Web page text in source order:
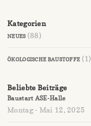
Kategorien
NEUES(88)
ÖKOLOGISCHE BAUSTOFFE (1)
Beliebte Beiträge
Baustart ASE-Halle
Montag - Mai 12, 2025